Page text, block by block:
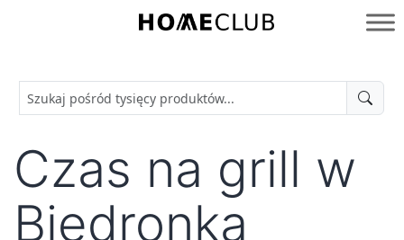
Homeclub
Czas na grill w
Biedronka